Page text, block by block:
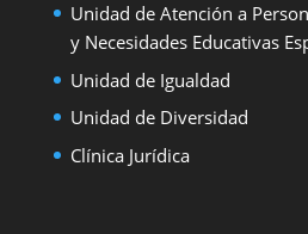
Unidad de Atención a
y Necesidades Educativas
Unidad de Igualdad
Unidad de Diversidad
Clínica Jurídica